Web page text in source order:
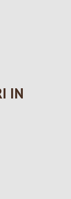
IN